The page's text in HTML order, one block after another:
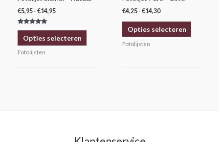
€5,95 - €14,95
Gewaardeerd
5.00
uit 5Opties selecteren
de
productpagina
Fotolijsten
€4,25 - €14,30
Opties selecteren
op
Fotolijsten